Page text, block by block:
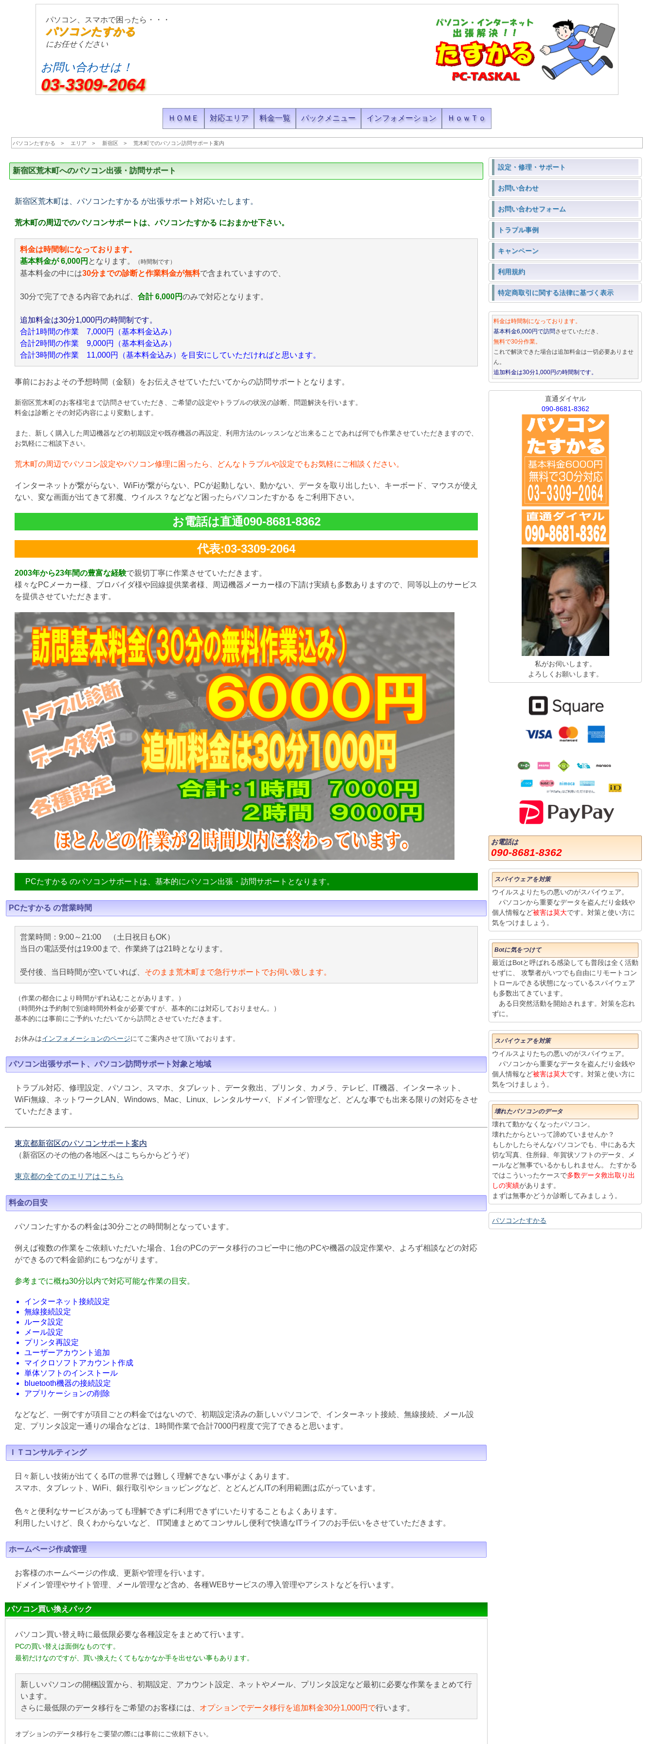
パソコン、スマホで困ったら・・・
パソコンたすかる
にお任せください
お問い合わせは！
03-3309-2064
ＨＯＭＥ 対応エリア 料金一覧 パックメニュー インフォメーション ＨｏｗＴｏ
パソコンたすかる エリア 新宿区 荒木町でのパソコン訪問サポート案内
新宿区荒木町へのパソコン出張・訪問サポート
新宿区荒木町は、パソコンたすかる が出張サポート対応いたします。
荒木町の周辺でのパソコンサポートは、パソコンたすかる におまかせ下さい。
料金は時間制になっております。
基本料金が 6,000円 となります。 （時間制です）
基本料金の中には30分までの診断と作業料金が無料で含まれていますので、
30分で完了できる内容であれば、 合計 6,000円のみで対応となります。
追加料金は30分1,000円の時間制です。
合計1時間の作業 7,000円（基本料金込み）
合計2時間の作業 9,000円（基本料金込み）
合計3時間の作業 11,000円（基本料金込み）を目安にしていただければと思います。
事前におおよその予想時間（金額）をお伝えさせていただいてからの訪問サポートとなります。
新宿区荒木町のお客様宅まで訪問させていただき、ご希望の設定やトラブルの状況の診断、問題解決を行います。
料金は診断とその対応内容により変動します。
また、新しく購入した周辺機器などの初期設定や既存機器の再設定、利用方法のレッスンなど出来ることであれば何でも作業させていただきますので、
お気軽にご相談下さい。
荒木町の周辺でパソコン設定やパソコン修理に困ったら、どんなトラブルや設定でもお気軽にご相談ください。
インターネットが繋がらない、WiFiが繋がらない、PCが起動しない、動かない、データを取り出したい、キーボード、マウスが使え
ない、変な画面が出てきて邪魔、ウイルス？などなど困ったらパソコンたすかる をご利用下さい。
お電話は直通090-8681-8362
代表:03-3309-2064
2003年から23年間の豊富な経験で親切丁寧に作業させていただきます。
様々なPCメーカー様、プロバイダ様や回線提供業者様、周辺機器メーカー様の下請け実績も多数ありますので、同等以上のサービス
を提供させていただきます。
PCたすかる のパソコンサポートは、基本的にパソコン出張・訪問サポートとなります。
PCたすかる の営業時間
営業時間：9:00～21:00 （土日祝日もOK）
当日の電話受付は19:00まで、作業終了は21時となります。
受付後、当日時間が空いていれば、 そのまま荒木町まで急行サポートでお伺い致します。
（作業の都合により時間がずれ込むことがあります。）
（時間外は予約制で別途時間外料金が必要ですが、基本的には対応しておりません。）
基本的には事前にご予約いただいてから訪問とさせていただきます。
お休みはインフォメーションのページにてご案内させて頂いております。
パソコン出張サポート、パソコン訪問サポート対象と地域
トラブル対応、修理設定、パソコン、スマホ、タブレット、データ救出、プリンタ、カメラ、テレビ、IT機器、インターネット、
WiFi無線、ネットワークLAN、Windows、Mac、Linux、レンタルサーバ、ドメイン管理など、どんな事でも出来る限りの対応をさせ
ていただきます。
東京都新宿区のパソコンサポート案内
（新宿区のその他の各地区へはこちらからどうぞ）
東京都の全てのエリアはこちら
料金の目安
パソコンたすかるの料金は30分ごとの時間制となっています。
例えば複数の作業をご依頼いただいた場合、1台のPCのデータ移行のコピー中に他のPCや機器の設定作業や、よろず相談などの対応
ができるので料金節約にもつながります。
参考までに概ね30分以内で対応可能な作業の目安。
インターネット接続設定
無線接続設定
ルータ設定
メール設定
プリンタ再設定
ユーザーアカウント追加
マイクロソフトアカウント作成
単体ソフトのインストール
bluetooth機器の接続設定
アプリケーションの削除
などなど、一例ですが項目ごとの料金ではないので、初期設定済みの新しいパソコンで、インターネット接続、無線接続、メール設
定、プリンタ設定一通りの場合などは、1時間作業で合計7000円程度で完了できると思います。
ＩＴコンサルティング
日々新しい技術が出てくるITの世界では難しく理解できない事がよくあります。
スマホ、タブレット、WiFi、銀行取引やショッピングなど、とどんどんITの利用範囲は広がっています。
色々と便利なサービスがあっても理解できずに利用できずにいたりすることもよくあります。
利用したいけど、良くわからないなど、 IT関連まとめてコンサルし便利で快適なITライフのお手伝いをさせていただきます。
ホームページ作成管理
お客様のホームページの作成、更新や管理を行います。
ドメイン管理やサイト管理、メール管理など含め、各種WEBサービスの導入管理やアシストなどを行います。
パソコン買い換えパック
パソコン買い替え時に最低限必要な各種設定をまとめて行います。
PCの買い替えは面倒なものです。
最初だけなのですが、買い換えたくてもなかなか手を出せない事もあります。
新しいパソコンの開梱設置から、初期設定、アカウント設定、ネットやメール、プリンタ設定など最初に必要な作業をまとめて行
います。
さらに最低限のデータ移行をご希望のお客様には、 オプションでデータ移行を追加料金30分1,000円で行います。
オプションのデータ移行をご要望の際には事前にご依頼下さい。
設定・修理・サポート
お問い合わせ
お問い合わせフォーム
トラブル事例
キャンペーン
利用規約
特定商取引に関する法律に基づく表示
料金は時間制になっております。
基本料金6,000円で訪問させていただき、
無料で30分作業。
これで解決できた場合は追加料金は一切必要ありませ
ん。
追加料金は30分1,000円の時間制です。
直通ダイヤル
090-8681-8362
私がお伺いします。
よろしくお願いします。
お電話は
090-8681-8362
スパイウェアを対策
ウイルスよりたちの悪いのがスパイウェア。
パソコンから重要なデータを盗んだり金銭や
個人情報など被害は莫大です。対策と使い方に
気をつけましょう。
Botに気をつけて
最近はBotと呼ばれる感染しても普段は全く活動
せずに、 攻撃者がいつでも自由にリモートコン
トロールできる状態になっているスパイウェア
も多数出てきています。
ある日突然活動を開始されます。対策を忘れ
ずに。
スパイウェアを対策
ウイルスよりたちの悪いのがスパイウェア。
パソコンから重要なデータを盗んだり金銭や
個人情報など被害は莫大です。対策と使い方に
気をつけましょう。
壊れたパソコンのデータ
壊れて動かなくなったパソコン。
壊れたからといって諦めていませんか？
もしかしたらそんなパソコンでも、中にある大
切な写真、住所録、年賀状ソフトのデータ、メ
ールなど無事でいるかもしれません。 たすかる
ではこういったケースで多数データ救出取り出
しの実績があります。
まずは無事かどうか診断してみましょう。
パソコンたすかる